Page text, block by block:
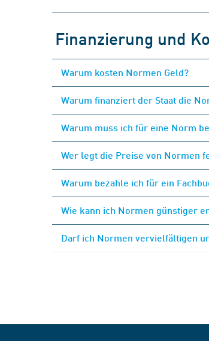
Finanzierung und
Warum kosten Normen Geld?
Warum finanziert der Staat die
Warum muss ich für eine Norm
Wer legt die Preise von Normen
Warum bezahle ich für ein
Wie kann ich Normen günstiger
Darf ich Normen vervielfältigen